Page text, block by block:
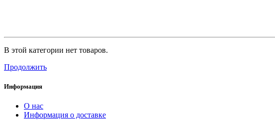
В этой категории нет товаров.
Продолжить
Информация
О нас
Информация о доставке